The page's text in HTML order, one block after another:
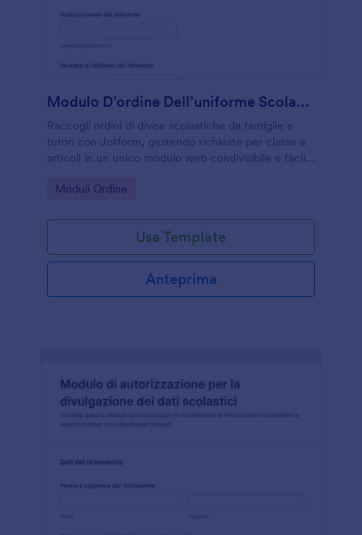
Modulo D’ordine Dell’uniforme Scolastica
Raccogli ordini di divise scolastiche da famiglie e
tutori con Jotform, gestendo richieste per classe e
articoli in un unico modulo web condivisibile e facile
Go to Category:
Moduli Ordine
Usa Template
Anteprima